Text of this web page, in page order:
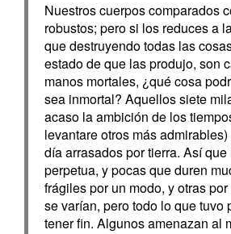
Nuestros cuerpos comparados
robustos; pero si los reduces a
que destruyendo todas las
estado de que las produjo, son
manos mortales, ¿qué cosa
sea inmortal? Aquellos siete
acaso la ambición de los
levantare otros más
día arrasados por tierra. Así
perpetua, y pocas que duren
frágiles por un modo, y otras
se varían, pero todo lo que tuvo
tener fin. Algunos amenazan al